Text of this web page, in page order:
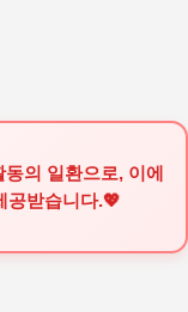
의 일환으로, 이에
공받습니다.💖